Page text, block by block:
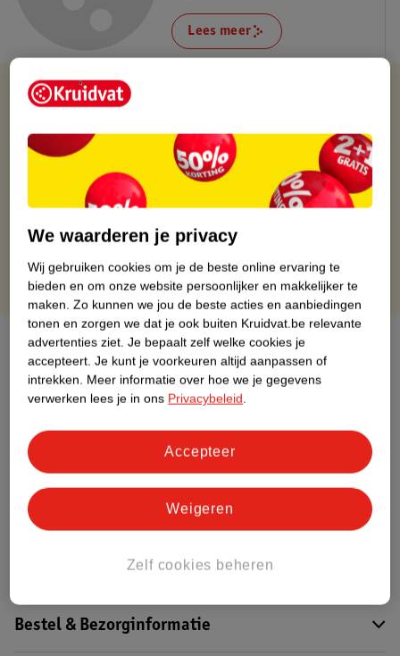
Lees meer
Kruidvat is altijd voordelig
Gratis ophalen in de winkel
Op werkdagen voor 22:00 uur besteld, volgende dag in huis
Gratis thuisbezorgd vanaf 50.00
Gratis retourneren binnen 30 dagen
Gratis punten met je Kruidvat kaart
Over dit product
Productinformatie
Etiketinformatie
Nature Impact Score
Dit product heeft (nog) geen Nature
Impact Score.
Bestel & Bezorginformatie
We waarderen je privacy
Wij gebruiken cookies om je de beste online ervaring te
bieden en om onze website persoonlijker en makkelijker te
maken. Zo kunnen we jou de beste acties en aanbiedingen
tonen en zorgen we dat je ook buiten Kruidvat.be relevante
advertenties ziet. Je bepaalt zelf welke cookies je
accepteert. Je kunt je voorkeuren altijd aanpassen of
intrekken. Meer informatie over hoe we je gegevens
verwerken lees je in ons Privacybeleid.
Zelf cookies beheren
Weigeren
Accepteer